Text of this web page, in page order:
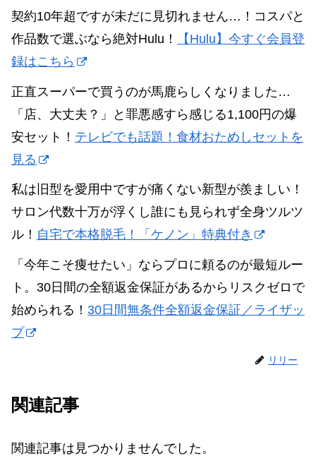
契約10年超ですが未だに見切れません…！コスパと
作品数で選ぶなら絶対Hulu！
【Hulu】今すぐ会員登
録はこちら
正直スーパーで買うのが馬鹿らしくなりました…
「店、大丈夫？」と罪悪感すら感じる1,100円の爆
安セット！ テレビでも話題！食材おためしセットを
見る
私は旧型を愛用中ですが痛くない新型が羨ましい！
サロン代数十万が浮くし誰にも見られず全身ツルツ
ル！ 自宅で本格脱毛！「ケノン」特典付き
「今年こそ痩せたい」ならプロに頼るのが最短ルー
ト。30日間の全額返金保証があるからリスクゼロで
始められる！ 30日間無条件全額返金保証／ライザッ
プ
リリー
関連記事
関連記事は見つかりませんでした。